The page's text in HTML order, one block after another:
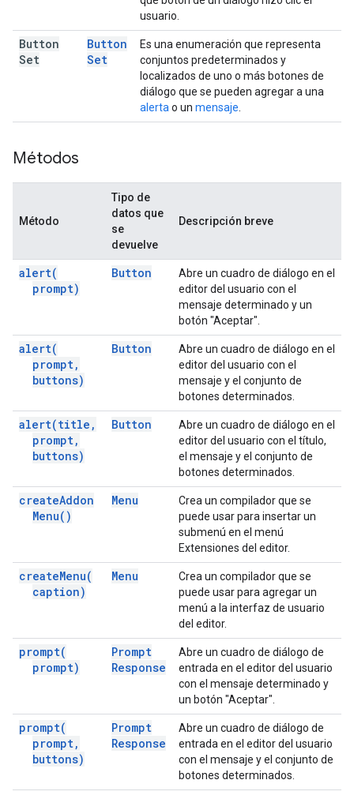
usuario.
Button
Set
Button
Set
Es una enumeración que representa
conjuntos predeterminados y
localizados de uno o más botones de
diálogo que se pueden agregar a una
alerta o un mensaje
Métodos
Método
Tipo de
datos que
se
devuelve
Descripción breve
alert(
prompt)
Button
Abre un cuadro de diálogo en el
editor del usuario con el
mensaje determinado y un
botón "Aceptar".
alert(
prompt,
buttons)
Button
Abre un cuadro de diálogo en el
editor del usuario con el
mensaje y el conjunto de
botones determinados.
alert(title ,
prompt,
buttons)
Button
Abre un cuadro de diálogo en el
editor del usuario con el título,
el mensaje y el conjunto de
botones determinados.
createAddon
Menu( )
Menu
Crea un compilador que se
puede usar para insertar un
submenú en el menú
Extensiones del editor.
createMenu(
caption)
Menu
Crea un compilador que se
puede usar para agregar un
menú a la interfaz de usuario
del editor.
prompt(
prompt)
Prompt
Response
Abre un cuadro de diálogo de
entrada en el editor del usuario
con el mensaje determinado y
un botón "Aceptar".
prompt(
prompt,
buttons)
Prompt
Response
Abre un cuadro de diálogo de
entrada en el editor del usuario
con el mensaje y el conjunto de
botones determinados.